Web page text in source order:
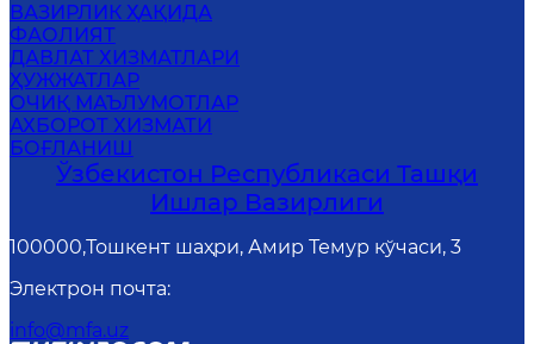
ВАЗИРЛИК ҲАҚИДА
ФАОЛИЯТ
ДАВЛАТ ХИЗМАТЛАРИ
ҲУЖЖАТЛАР
ОЧИҚ МАЪЛУМОТЛАР
АХБОРОТ ХИЗМАТИ
БОҒЛАНИШ
Ўзбекистон Республикаси Ташқи
Ишлар Вазирлиги
100000,Тошкент шаҳри, Амир Темур кўчаси, 3
Электрон почта:
info@mfa.uz